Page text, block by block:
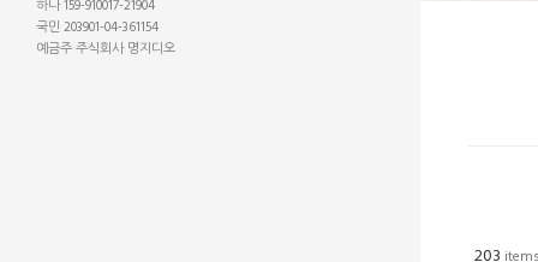
하나 159-910017-21904
국민 203901-04-361154
예금주 주식회사 명지디오